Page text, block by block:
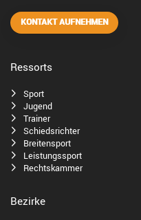
KONTAKT AUFNEHMEN
Ressorts
Sport
Jugend
Trainer
Schiedsrichter
Breitensport
Leistungssport
Rechtskammer
Bezirke